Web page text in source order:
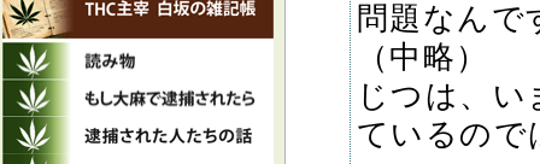
問題なんで
（中略）
じつは、
ているので